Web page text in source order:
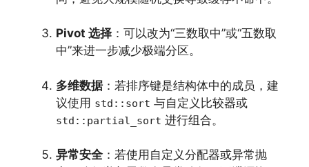
Pivot 选择 ：可以改为“三数取中”或“五数取
中”来进一步减少极端分区。
多维数据：若排序键是结构体中的成员，建
议使用 std::sort 与自定义比较器或
std::partial_sort 进行组合。
异常安全：若使用自定义分配器或异常抛